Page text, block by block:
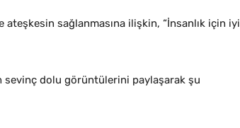
ateşkesin sağlanmasına ilişkin, “İnsanlık için iyi
sevinç dolu görüntülerini paylaşarak şu